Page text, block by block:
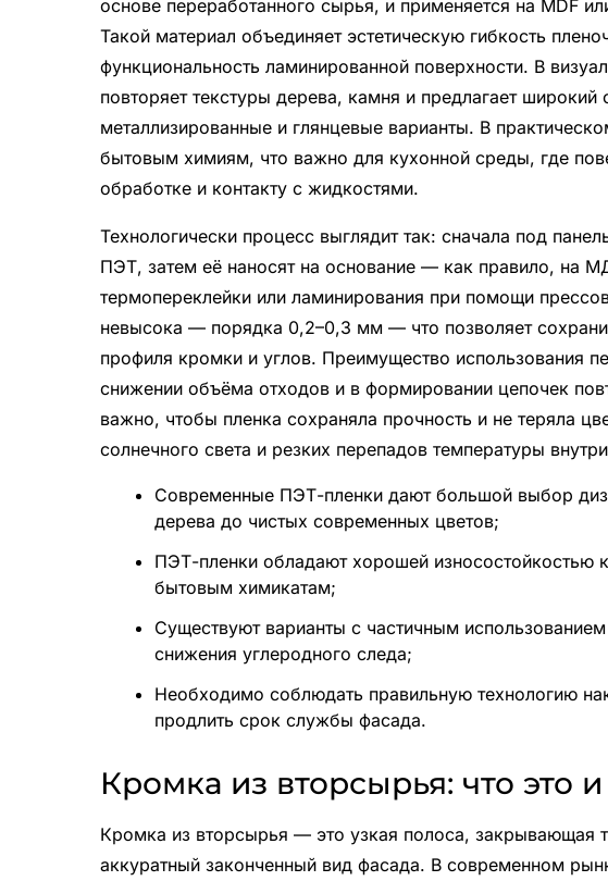
основе переработанного сырья, и применяется на MDF
Такой материал объединяет эстетическую гибкость
функциональность ламинированной поверхности. В
повторяет текстуры дерева, камня и предлагает
металлизированные и глянцевые варианты. В
бытовым химиям, что важно для кухонной среды, где
обработке и контакту с жидкостями.
Технологически процесс выглядит так: сначала под
ПЭТ, затем её наносят на основание — как правило, на
термопереклейки или ламинирования при помощи
невысока — порядка 0,2–0,3 мм — что позволяет
профиля кромки и углов. Преимущество использования
снижении объёма отходов и в формировании цепочек
важно, чтобы пленка сохраняла прочность и не теряла
солнечного света и резких перепадов температуры
Современные ПЭТ-пленки дают большой выбор
дерева до чистых современных цветов;
ПЭТ-пленки обладают хорошей износостойкостью
бытовым химикатам;
Существуют варианты с частичным
снижения углеродного следа;
Необходимо соблюдать правильную технологию
продлить срок службы фасада.
Кромка из вторсырья: что это
Кромка из вторсырья — это узкая полоса, закрывающая
аккуратный законченный вид фасада. В современном